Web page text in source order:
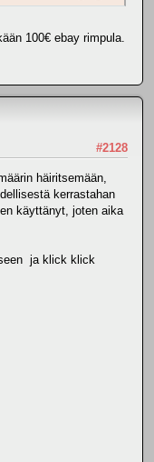
100€ ebay rimpula.
#2128
häiritsemään,
kerrastahan
käyttänyt, joten aika
ja klick klick